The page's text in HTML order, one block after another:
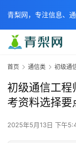
首页 通信类 初级通
初级通信工
考资料选择要
2025年5月13日 下午
青梨网，专注信息、